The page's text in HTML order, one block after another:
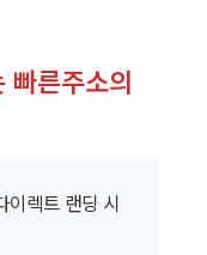
른주소의
이렉트 랜딩 시